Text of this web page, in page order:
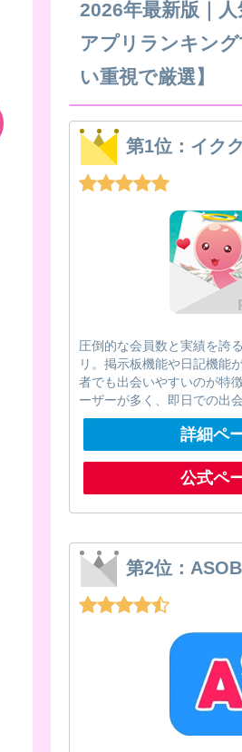
2026年最新版｜
アプリランキン
い重視で厳選】
第1位：イク
圧倒的な会員数と実績を誇
リ。掲示板機能や日記機能
者でも出会いやすいのが特
ーザーが多く、即日での出
詳細ペ
公式ペ
第2位：